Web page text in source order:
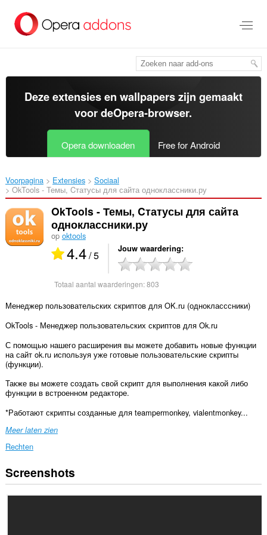
tekst
springen
Deze extensies en wallpapers zijn gemaakt
voor deOpera-browser.
Opera downloaden Free for Android
Voorpagina Extensies
Sociaal
OkTools - Темы, Cтатусы для сайта одноклассники.ру‎
OkTools - Темы, Cтатусы для сайта
одноклассники.ру
op oktools
4.4/ 5 Jouw waardering
Totaal aantal waarderingen:803
Менеджер пользовательских скриптов для OK.ru (однокласссники)
OkTools - Менеджер пользовательских скриптов для Ok.ru
С помощью нашего расширения вы можете добавить новые функции
на сайт ok.ru используя уже готовые пользовательские скрипты
(функции).
Также вы можете создать свой скрипт для выполнения какой либо
функции в встроенном редакторе.
*Работают скрипты созданные для teampermonkey, vialentmonkey...
Meer laten zien
Rechten
Deze
extensie
Screenshots